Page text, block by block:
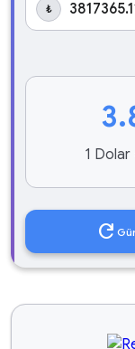
₺
1 Dolar
refresh